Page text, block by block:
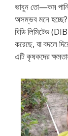
ভাবুন তো—কম
অসম্ভব মনে
বিডি লিমিটেড
করেছে, যা বদলে
এটি কৃষকদের